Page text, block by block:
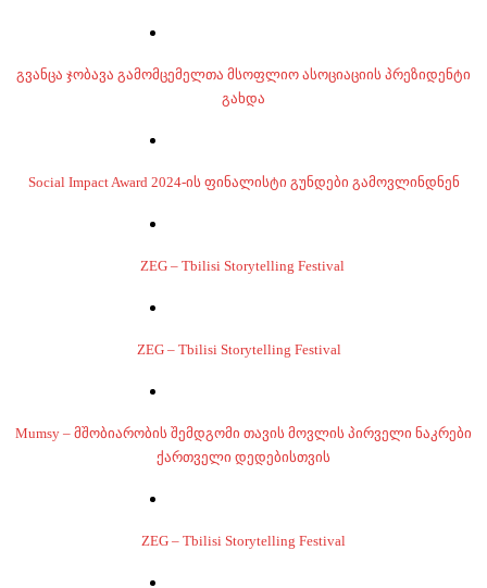
გვანცა ჯობავა გამომცემელთა მსოფლიო ასოციაციის პრეზიდენტი
გახდა
Social Impact Award 2024-ის ფინალისტი გუნდები გამოვლინდნენ
ZEG – Tbilisi Storytelling Festival
ZEG – Tbilisi Storytelling Festival
Mumsy – მშობიარობის შემდგომი თავის მოვლის პირველი ნაკრები
ქართველი დედებისთვის
ZEG – Tbilisi Storytelling Festival